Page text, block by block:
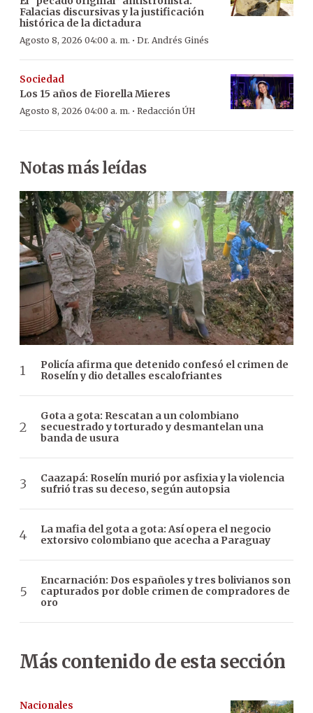
Falacias discursivas y la justificación
histórica de la dictadura
Agosto 8, 2026 04:00 a. m. · Dr. Andrés Ginés
Sociedad
Los 15 años de Fiorella Mieres
Agosto 8, 2026 04:00 a. m. · Redacción ÚH
Notas más leídas
Policía afirma que detenido confesó el crimen de
Roselín y dio detalles escalofriantes
Gota a gota: Rescatan a un colombiano
secuestrado y torturado y desmantelan una
banda de usura
Caazapá: Roselín murió por asfixia y la violencia
sufrió tras su deceso, según autopsia
La mafia del gota a gota: Así opera el negocio
extorsivo colombiano que acecha a Paraguay
Encarnación: Dos españoles y tres bolivianos son
capturados por doble crimen de compradores de
oro
Más contenido de esta sección
Nacionales